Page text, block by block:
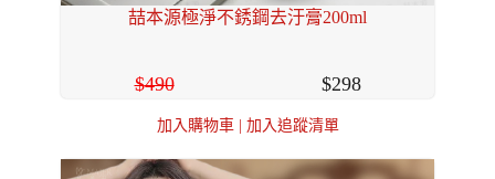
喆本源極淨不銹鋼去汙膏200ml
490 298
加入購物車 | 加入追蹤清單